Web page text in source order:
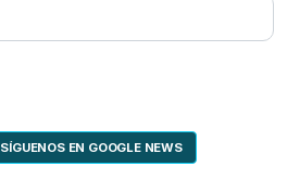
SÍGUENOS EN GOOGLE NEWS